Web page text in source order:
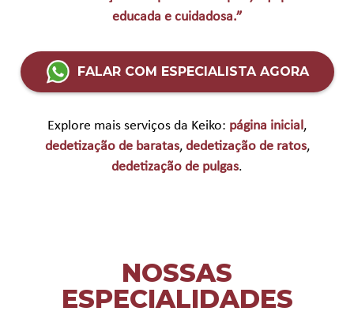
educada e cuidadosa.”
FALAR COM ESPECIALISTA AGORA
Explore mais serviços da Keiko: página inicial,
dedetização de baratas, dedetização de ratos,
dedetização de pulgas.
NOSSAS
ESPECIALIDADES